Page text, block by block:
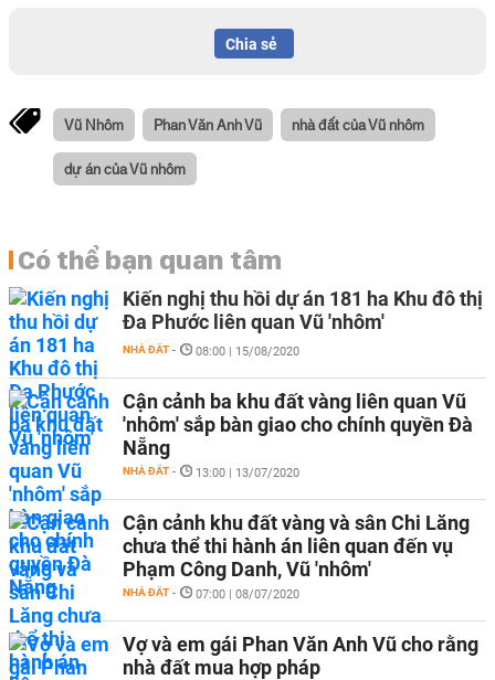
Chia sẻ
Vũ Nhôm Phan Văn Anh Vũ nhà đất của Vũ nhôm
dự án của Vũ nhôm
Có thể bạn quan tâm
Kiến nghị thu hồi dự án 181 ha Khu đô thị
Đa Phước liên quan Vũ 'nhôm'
NHÀ ĐẤT - 08:00 | 15/08/2020
Cận cảnh ba khu đất vàng liên quan Vũ
'nhôm' sắp bàn giao cho chính quyền Đà
Nẵng
NHÀ ĐẤT - 13:00 | 13/07/2020
Cận cảnh khu đất vàng và sân Chi Lăng
chưa thể thi hành án liên quan đến vụ
Phạm Công Danh, Vũ 'nhôm'
NHÀ ĐẤT - 07:00 | 08/07/2020
Vợ và em gái Phan Văn Anh Vũ cho rằng
nhà đất mua hợp pháp